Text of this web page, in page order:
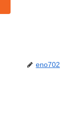
eno702